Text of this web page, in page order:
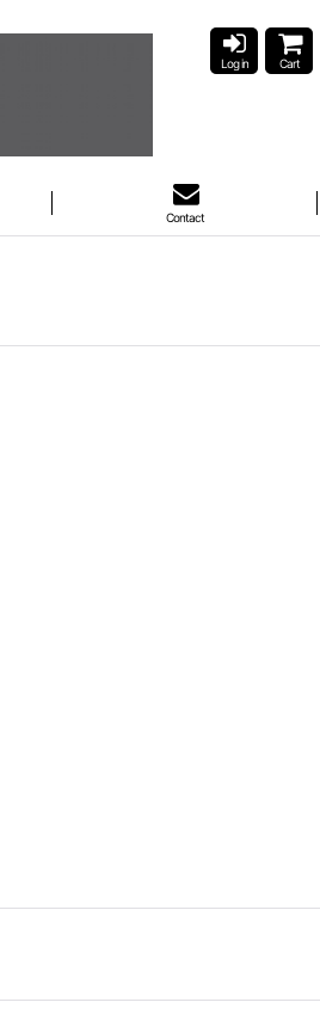
Log in Cart
Contact